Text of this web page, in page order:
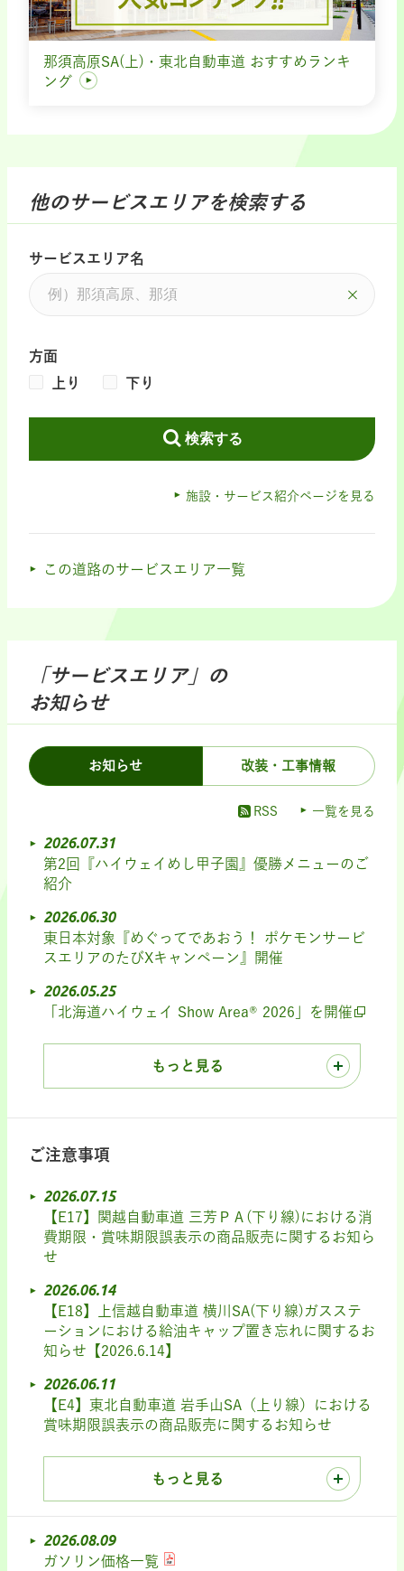
那須高原SA(上)・東北自動車道 おすすめランキ
ング
他のサービスエリアを検索する
サービスエリア名
方面
上り
下り
検索する
施設・サービス紹介ページを見る
この道路のサービスエリア一覧
「サービスエリア」の
お知らせ
お知らせ 改装・工事情報
RSS 一覧を見る
2026.07.31
第2回『ハイウェイめし甲子園』優勝メニューのご
紹介
2026.06.30
東日本対象『めぐってであおう！ ポケモンサービ
スエリアのたびXキャンペーン』開催
2026.05.25
「北海道ハイウェイ Show Area® 2026」を開催
もっと見る
ご注意事項
2026.07.15
【E17】関越自動車道 三芳ＰＡ(下り線)における消
費期限・賞味期限誤表示の商品販売に関するお知ら
せ
2026.06.14
【E18】上信越自動車道 横川SA(下り線)ガスステ
ーションにおける給油キャップ置き忘れに関するお
知らせ【2026.6.14】
2026.06.11
【E4】東北自動車道 岩手山SA（上り線）における
賞味期限誤表示の商品販売に関するお知らせ
もっと見る
2026.08.09
ガソリン価格一覧